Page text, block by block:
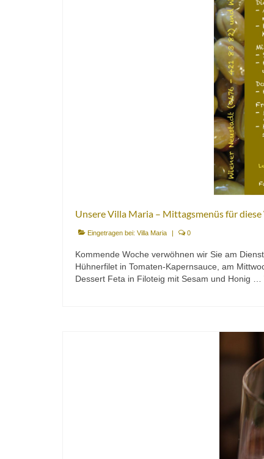
Unsere Villa Maria – Mittagsmenüs für
Eingetragen bei: Villa Maria | 0
Kommende Woche verwöhnen wir Sie am
Hühnerfilet in Tomaten-Kapernsauce, am
Dessert Feta in Filoteig mit Sesam und Honig …